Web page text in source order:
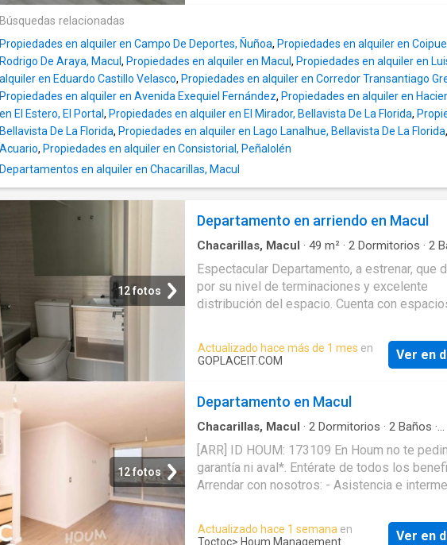
Búsquedas relacionadas
Propiedades en alquiler en Campo De Deportes, Ñuñoa, Propiedades en alquiler en
Rodrigo De Araya, Macul , Propiedades en alquiler en Macul , Propiedades en alquiler en
alquiler en Eduardo Castillo Velasco, Propiedades en alquiler en Corredor Transantiago
Propiedades en alquiler en Avenida Exequiel Fernández, Propiedades en alquiler en
en El Estero, El Portal , Propiedades en alquiler en El Mirador, Bellavista De La Florida,
Bellavista De La Florida, Propiedades en alquiler en Lago Lanalhue, Bellavista De La Florida,
Acuario, Propiedades en alquiler en Consistorial, Peñalolén
Departamentos en alquiler en Chacarillas, Macul
12 fotos
Departamento en arriendo en Macul
Chacarillas, Macul · 49 m² · 2 Dormitorios · 2
Espectacular Departamento, a estrenar, que
por su nivel de terminaciones y excelente
distribución del espacio. Cuenta con
gimnasio, quinchos x2, salón de fiesta, lo que
incorporan lo último en tendencias
arquitectura, diseño y decoración. El
estratégica, a pasos de Avenida Quilín y
Vespucio Sur Express, lo que permite
hacia cualquier lu
Actualizado hace más de 1 mes en
GOPLACEIT.COM
Ver en
12 fotos
Departamento en Macul
Chacarillas, Macul · 2 Dormitorios · 2 Baños ·
Apartamento
secado· Gimnasio ·Piscina· Trastero
[ARR] ID HOUM: 173109 En Houm no te
garantía ni aval*. Entérate de todos los
Arrendar con nosotros: - Asistencia e
Arrienda sin burocracia papeleos y mucho
rápido Departamento en arriendo ubicado en
Actualizado hace 1 semana en
Toctoc> Houm Management Ver en